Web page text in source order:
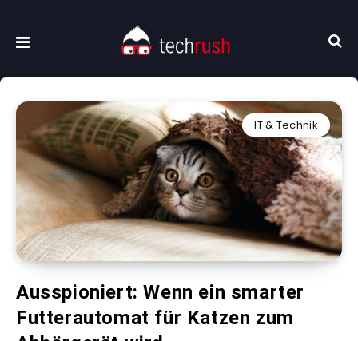
IT & Technik
Ausspioniert: Wenn ein smarter
Futterautomat für Katzen zum